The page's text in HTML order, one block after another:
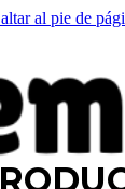
al pie de